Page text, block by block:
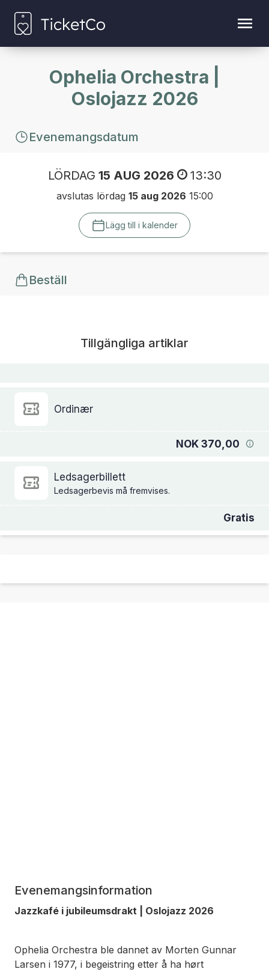
Ophelia Orchestra |
Oslojazz 2026
Evenemangsdatum
LÖRDAG 15 AUG 2026 13:30
avslutas lördag 15 aug 2026 15:00
Lägg till i kalender
Beställ
Tillgängliga artiklar
Ordinær
NOK 370,00
Ledsagerbillett
Ledsagerbevis må fremvises.
Gratis
Evenemangsinformation
Jazzkafé i jubileumsdrakt | Oslojazz 2026
Ophelia Orchestra ble dannet av Morten Gunnar
Larsen i 1977, i begeistring etter å ha hørt